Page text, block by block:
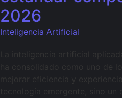
2026
Inteligencia Artificial
La inteligencia artificial
ha consolidado como uno de
mejorar eficiencia y
tecnología emergente, sino un